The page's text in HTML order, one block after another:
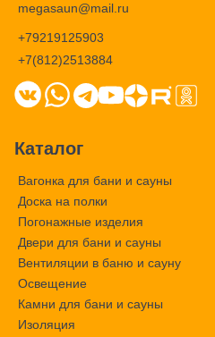
megasaun@mail.ru
+79219125903
+7(812)2513884
Каталог
Вагонка для бани и сауны
Доска на полки
Погонажные изделия
Двери для бани и сауны
Вентиляции в баню и сауну
Освещение
Камни для бани и сауны
Изоляция